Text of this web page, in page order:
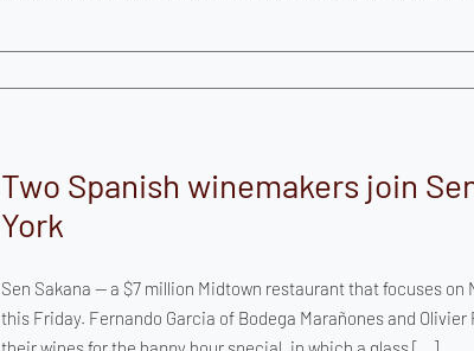
Two Spanish winemakers join
York
Sen Sakana — a $7 million Midtown restaurant that focuses
this Friday. Fernando Garcia of Bodega Marañones and